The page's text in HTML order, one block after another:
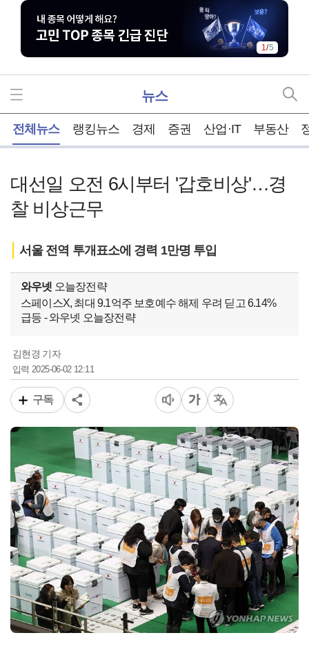
1/5
뉴스
전체뉴스 랭킹뉴스 경제 증권 산업·IT 부동산
대선일 오전 6시부터 '갑호비상'…경
찰 비상근무
서울 전역 투개표소에 경력 1만명 투입
와우넷 오늘장전략
스페이스X, 최대 9.1억주 보호예수 해제 우려 딛고 6.14%
급등 - 와우넷 오늘장전략
김현경 기자
입력2025-06-02 12:11
구독